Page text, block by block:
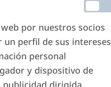
por nuestros socios
perfil de sus intereses
personal
y dispositivo de
dirigida.